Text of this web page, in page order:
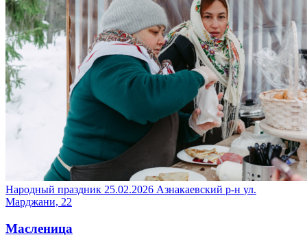
Народный праздник 25.02.2026 Азнакаевский р-н ул.
Марджани, 22
Масленица